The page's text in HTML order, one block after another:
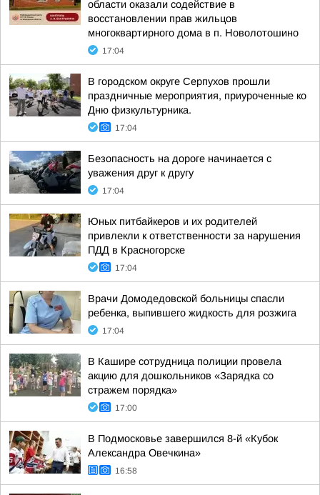
области оказали содействие в
восстановлении прав жильцов
многоквартирного дома в п. Новолотошино
17:04
В городском округе Серпухов прошли
праздничные мероприятия, приуроченные ко
Дню физкультурника.
17:04
Безопасность на дороге начинается с
уважения друг к другу
17:04
Юных питбайкеров и их родителей
привлекли к ответственности за нарушения
ПДД в Красногорске
17:04
Врачи Домодедовской больницы спасли
ребенка, выпившего жидкость для розжига
17:04
В Кашире сотрудница полиции провела
акцию для дошкольников «Зарядка со
стражем порядка»
17:00
В Подмосковье завершился 8-й «Кубок
Александра Овечкина»
16:58